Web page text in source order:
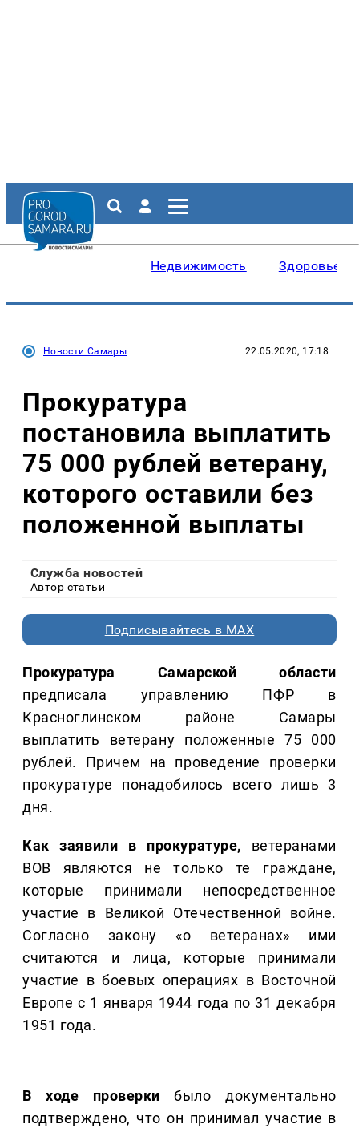
Недвижимость Здоровье
Новости Самары 22.05.2020, 17:18
Прокуратура
постановила выплатить
75 000 рублей ветерану,
которого оставили без
положенной выплаты
Служба новостей
Автор статьи
Подписывайтесь в MAX
Прокуратура Самарской области
предписала управлению ПФР в
Красноглинском районе Самары
выплатить ветерану положенные 75 000
рублей. Причем на проведение проверки
прокуратуре понадобилось всего лишь 3
дня.
Как заявили в прокуратуре, ветеранами
ВОВ являются не только те граждане,
которые принимали непосредственное
участие в Великой Отечественной войне.
Согласно закону «о ветеранах» ими
считаются и лица, которые принимали
участие в боевых операциях в Восточной
Европе с 1 января 1944 года по 31 декабря
1951 года.
В ходе проверкибыло документально
подтверждено, что он принимал участие в